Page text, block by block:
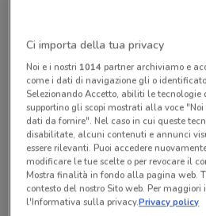
provvedimenti regionali o nazionali.
Lunedì n.d.
Martedì n.d.
Mercoledì n.d.
Giovedì n.d.
Venerdì n.d.
Sabato n.d.
Domenica n.d.
Coffee Up
Tutte le promozioni di questo
Ci importa della tua privacy
Noi e i nostri 1014partner archiviamo e
come i dati di navigazione gli o
Selezionando Accetto, abiliti le
supportino gli scopi mostrati alla voce
dati da fornire". Nel caso in cui queste
disabilitate, alcuni contenuti e annunci
essere rilevanti. Puoi accedere
modificare le tue scelte o per revocare il
Mostra finalità in fondo alla pagina web.
contesto del nostro Sito web. Per
l'Informativa sulla privacy.Privacy policy